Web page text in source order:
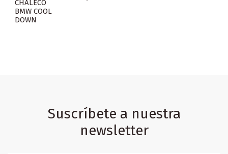
CHALECO
BMW COOL
DOWN
Suscríbete a nuestra
newsletter